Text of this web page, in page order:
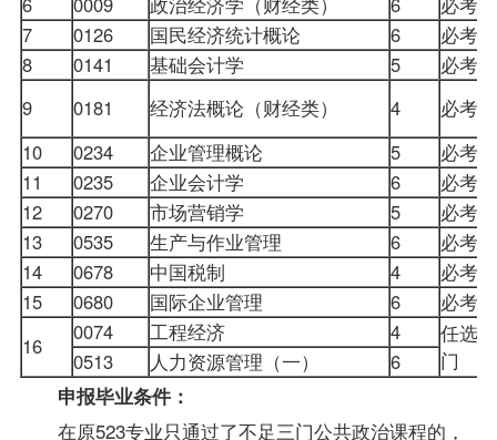
7
0126 国民经济统计概论 6
必考
8
0141 基础会计学 5
必考
9
0181 经济法概论（财经类） 4
必考
10
0234 企业管理概论 5
必考
11
0235 企业会计学 6
必考
12
0270 市场营销学 5
必考
13
0535 生产与作业管理 6
必考
14
0678 中国税制 4
必考
15
0680 国际企业管理 6
必考
16
0074 工程经济 4
任选一
门
0513 人力资源管理（一）
6
申报毕业条件：
在原523专业只通过了不足三门公共政治课程的，